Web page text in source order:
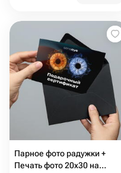
Парное фото радужки +
Печать фото 20х30 на